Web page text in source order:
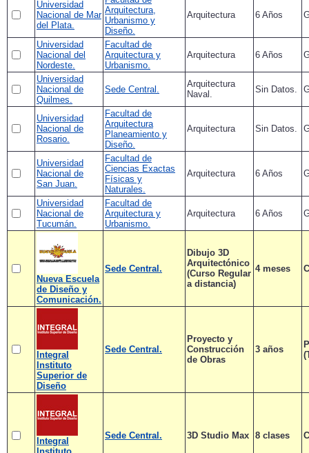
Universidad
Nacional de Mar
del Plata.
Arquitectura,
Urbanismo y
Diseño.
Arquitectura 6 Años
Universidad
Nacional del
Nordeste.
Facultad de
Arquitectura y
Urbanismo.
Arquitectura 6 Años
Universidad
Nacional de
Quilmes.
Sede Central.
Arquitectura
Naval.
Sin Datos.
Universidad
Nacional de
Rosario.
Facultad de
Arquitectura
Planeamiento y
Diseño.
Arquitectura Sin Datos.
Universidad
Nacional de
San Juan.
Facultad de
Ciencias Exactas
Físicas y
Naturales.
Arquitectura 6 Años
Universidad
Nacional de
Tucumán.
Facultad de
Arquitectura y
Urbanismo.
Arquitectura 6 Años
Nueva Escuela
de Diseño y
Comunicación.
Sede Central.
Dibujo 3D
Arquitectónico
(Curso Regular
a distancia)
4 meses
Integral
Instituto
Superior de
Diseño
Sede Central.
Proyecto y
Construcción
de Obras
3 años
Integral
Sede Central. 3D Studio Max 8 clases